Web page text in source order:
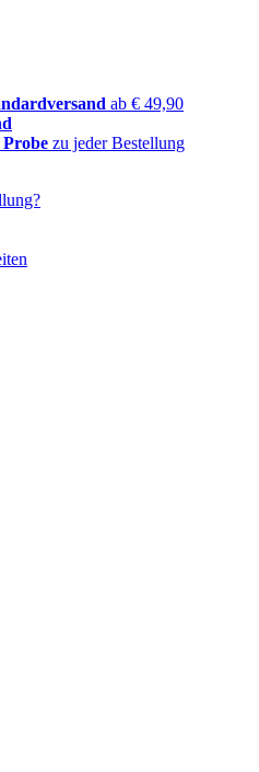
ab € 49,90
Probe zu jeder Bestellung